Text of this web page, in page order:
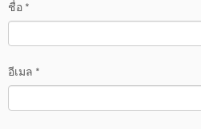
ชื่อ *
อีเมล *